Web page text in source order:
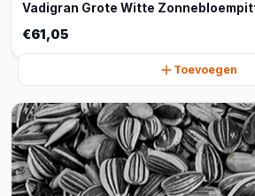
Vadigran Grote Witte
€61,05
Toevoegen